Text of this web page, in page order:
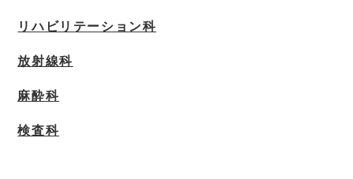
リハビリテーション科
放射線科
麻酔科
検査科